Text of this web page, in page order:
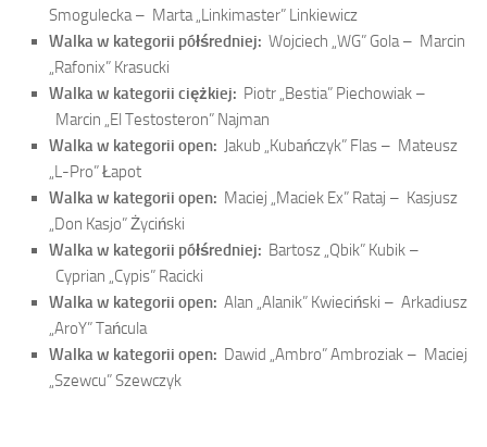
Smogulecka – Marta „Linkimaster” Linkiewicz
Walka w kategorii półśredniej: Wojciech „WG” Gola – Marcin
„Rafonix” Krasucki
Walka w kategorii ciężkiej: Piotr „Bestia” Piechowiak –
Marcin „El Testosteron” Najman
Walka w kategorii open: Jakub „Kubańczyk” Flas – Mateusz
„L-Pro” Łapot
Walka w kategorii open: Maciej „Maciek Ex” Rataj – Kasjusz
„Don Kasjo” Życiński
Walka w kategorii półśredniej: Bartosz „Qbik” Kubik –
Cyprian „Cypis” Racicki
Walka w kategorii open: Alan „Alanik” Kwieciński – Arkadiusz
„AroY” Tańcula
Walka w kategorii open: Dawid „Ambro” Ambroziak – Maciej
„Szewcu” Szewczyk